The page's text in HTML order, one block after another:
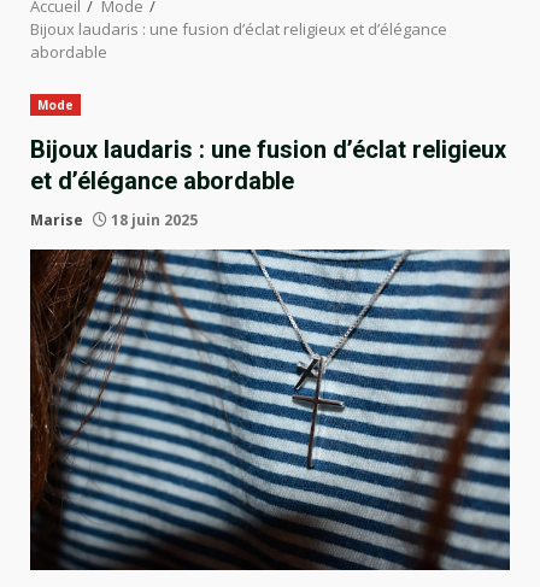
Accueil
Mode
Bijoux laudaris : une fusion d’éclat religieux et d’élégance
abordable
Mode
Bijoux laudaris : une fusion d’éclat religieux
et d’élégance abordable
Marise 18 juin 2025